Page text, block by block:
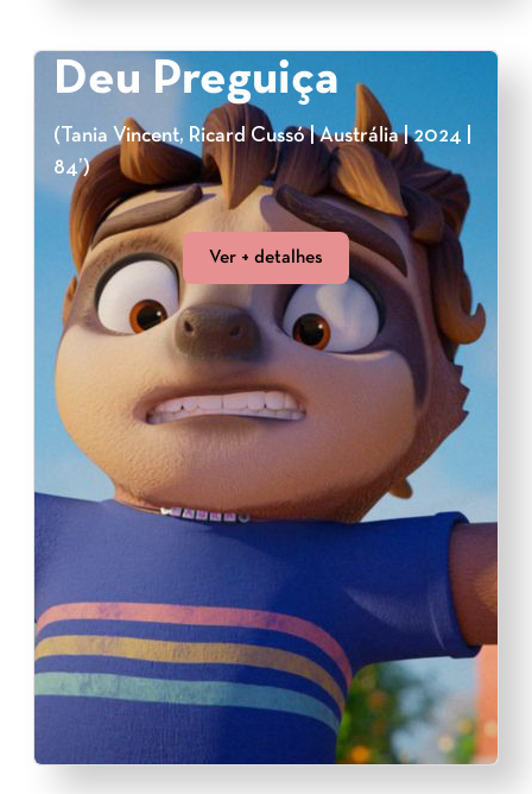
Deu Preguiça
(Tania Vincent, Ricard Cussó | Austrália | 2024 |
84’)
Ver + detalhes